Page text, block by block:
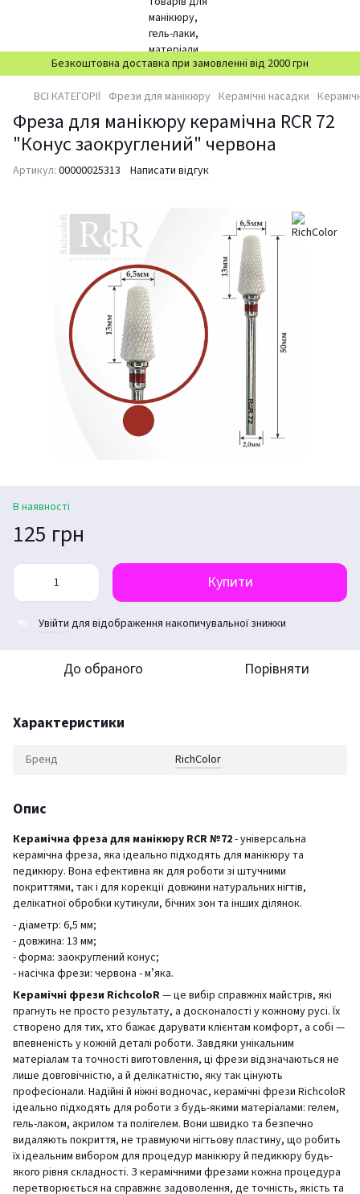
Безкоштовна доставка при замовленні від 2000 грн
ВСІ КАТЕГОРІЇ Фрези для манікюру Керамічні насадки
Фреза для манікюру керамічна RCR 72
"Конус заокруглений" червона
Артикул: 00000025313 Написати відгук
В наявності
125 грн
Купити
Увійти для відображення накопичувальної знижки
До обраного Порівняти
Характеристики
Бренд RichСolor
Опис
Керамічна фреза для манікюру RCR №72- універсальна
керамічна фреза, яка ідеально підходять для манікюру та
педикюру. Вона ефективна як для роботи зі штучними
покриттями, так і для корекції довжини натуральних нігтів,
делікатної обробки кутикули, бічних зон та інших ділянок.
- діаметр: 6,5 мм;
- довжина: 13 мм;
- форма: заокруглений конус;
- насічка фрези: червона - мʼяка.
Керамічні фрези RichcoloR— це вибір справжніх майстрів, які
прагнуть не просто результату, а досконалості у кожному русі. Їх
створено для тих, хто бажає дарувати клієнтам комфорт, а собі —
впевненість у кожній деталі роботи. Завдяки унікальним
матеріалам та точності виготовлення, ці фрези відзначаються не
лише довговічністю, а й делікатністю, яку так цінують
професіонали. Надійні й ніжні водночас, керамічні фрези RichcoloR
ідеально підходять для роботи з будь-якими матеріалами: гелем,
гель-лаком, акрилом та полігелем. Вони швидко та безпечно
видаляють покриття, не травмуючи нігтьову пластину, що робить
їх ідеальним вибором для процедур манікюру й педикюру будь-
якого рівня складності. З керамічними фрезами кожна процедура
перетворюється на справжнє задоволення, де точність, якість та